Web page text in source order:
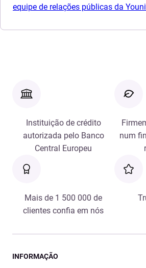
equipe de relações públicas da
Instituição de crédito
autorizada pelo Banco
Central Europeu
num
Mais de 1 500 000 de
clientes confia em nós
INFORMAÇÃO